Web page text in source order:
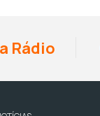
Rádio